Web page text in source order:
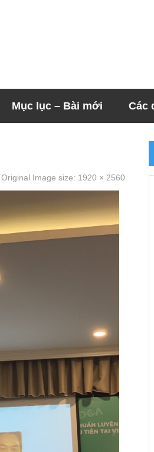
Mục lục – Bài mới Các
Original Image size: 1920 × 2560